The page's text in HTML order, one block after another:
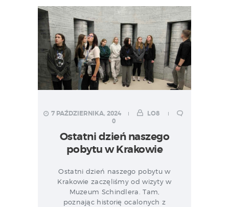
7 PAŹDZIERNIKA, 2024
LO8
0
Ostatni dzień naszego
pobytu w Krakowie
Ostatni dzień naszego pobytu w
Krakowie zaczęliśmy od wizyty w
Muzeum Schindlera. Tam,
poznając historię ocalonych z